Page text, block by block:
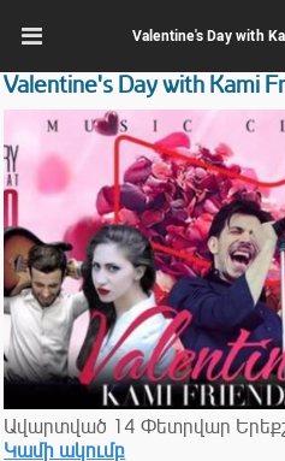
Valentine's Day with
Valentine's Day with Kami
Ավարտված 14 Փետրվար
Կամի ակումբ